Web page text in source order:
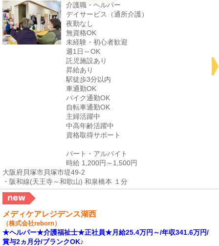
介護職・ヘルパー
デイサービス（通所介護）
夜勤なし
無資格OK
未経験・初心者歓迎
週1日～OK
託児施設あり
昇給あり
駅徒歩3分以内
車通勤OK
バイク通勤OK
自転車通勤OK
主婦活躍中
中高年齢活躍中
資格取得サポート
パート・アルバイト
時給 1,200円～1,500円
大阪府貝塚市貝塚市堤49-2
・阪和線(天王寺～和歌山) 和泉橋本 １分
メディケアレジデンス湖西
（株式会社reborn）
★ヘルパー★介護福祉士★正社員★月給25.4万円～/年収341.6万円/
賞与2ヵ月分/ブランクOK♪